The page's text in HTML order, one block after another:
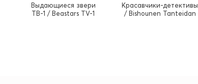
Выдающиеся звери
ТВ-1 / Beastars TV-1
Красавчики-детективы
/ Bishounen Tanteidan